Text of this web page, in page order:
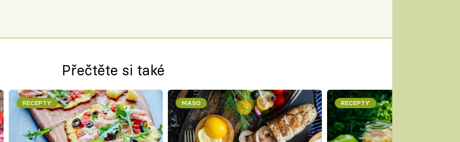
Přečtěte si také
RECEPTY MASO RECEPTY